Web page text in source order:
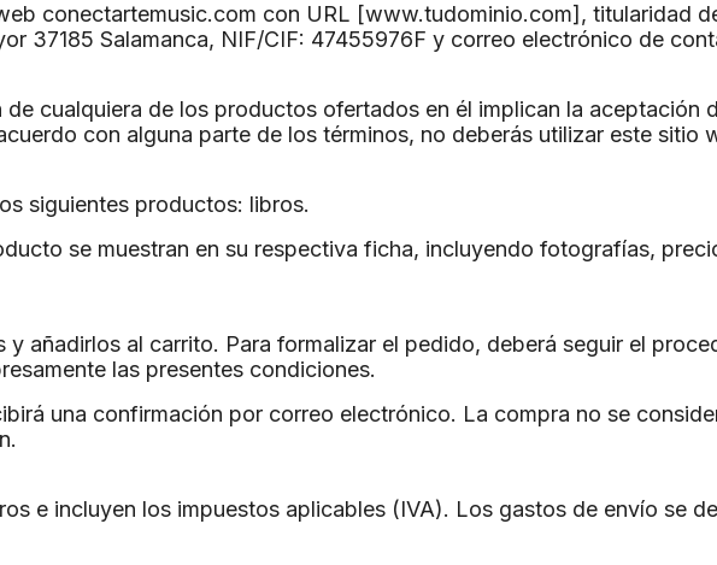
conectartemusic.com con URL [www.tudominio.com], titularidad
37185 Salamanca, NIF/CIF: 47455976F y correo electrónico de
cualquiera de los productos ofertados en él implican la aceptación
con alguna parte de los términos, no deberás utilizar este sitio
siguientes productos: libros.
se muestran en su respectiva ficha, incluyendo fotografías,
añadirlos al carrito. Para formalizar el pedido, deberá seguir el
las presentes condiciones.
una confirmación por correo electrónico. La compra no se
e incluyen los impuestos aplicables (IVA). Los gastos de envío se